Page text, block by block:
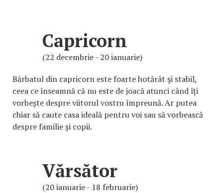
Capricorn
(22 decembrie - 20 ianuarie)
Bărbatul din capricorn este foarte hotărât şi stabil,
ceea ce înseamnă că nu este de joacă atunci când îţi
vorbeşte despre viitorul vostru împreună. Ar putea
chiar să caute casa ideală pentru voi sau să vorbească
despre familie şi copii.
Vărsător
(20 ianuarie - 18 februarie)